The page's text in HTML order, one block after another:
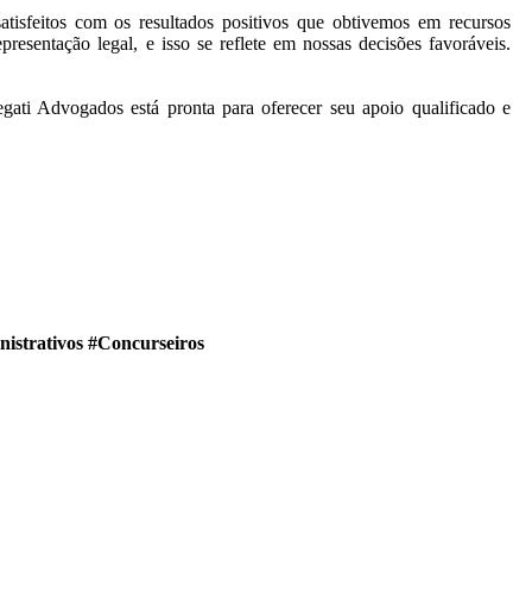
com os resultados positivos que obtivemos em recursos
legal, e isso se reflete em nossas decisões favoráveis.
Advogados está pronta para oferecer seu apoio qualificado e
#Concurseiros